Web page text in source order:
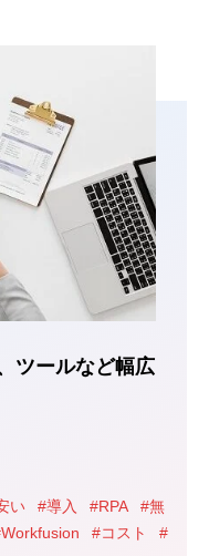
ツールなど幅広
い #導入 #RPA
#無
#コスト
#